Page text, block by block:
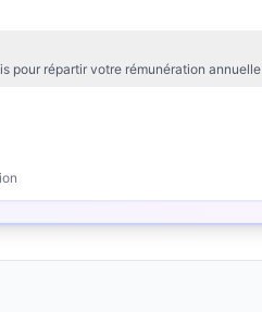
pour répartir votre rémunération annuelle